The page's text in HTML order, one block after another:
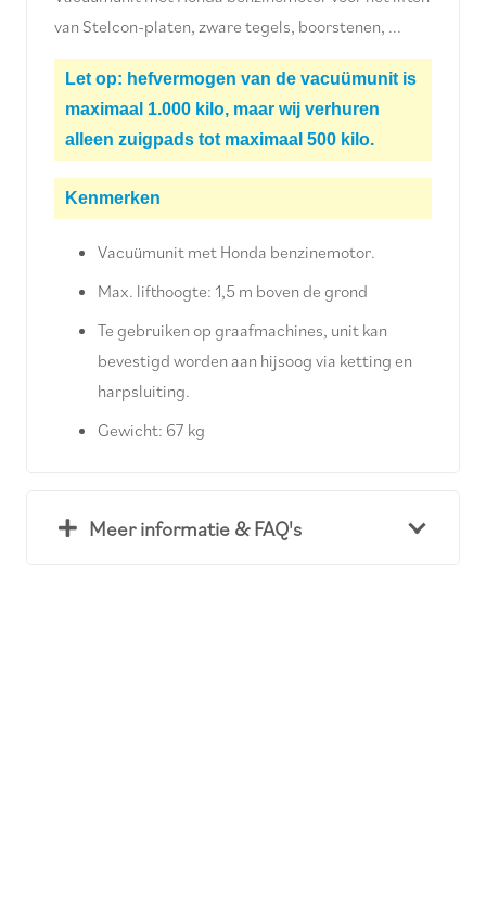
van Stelcon-platen, zware tegels, boorstenen, ...
Let op: hefvermogen van de vacuümunit is
maximaal 1.000 kilo, maar wij verhuren
alleen zuigpads tot maximaal 500 kilo.
Kenmerken
Vacuümunit met Honda benzinemotor.
Max. lifthoogte: 1,5 m boven de grond
Te gebruiken op graafmachines, unit kan
bevestigd worden aan hijsoog via ketting en
harpsluiting.
Gewicht: 67 kg
Meer informatie & FAQ's